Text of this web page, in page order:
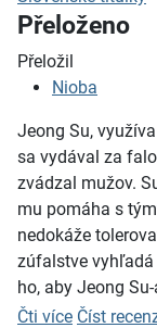
Přeloženo
Přeložil
Nioba
Jeong Su,
sa vydával za
zvádzal mužov.
mu pomáha s
nedokáže
zúfalstve vyhľadá
ho, aby Jeong
Čti více Číst